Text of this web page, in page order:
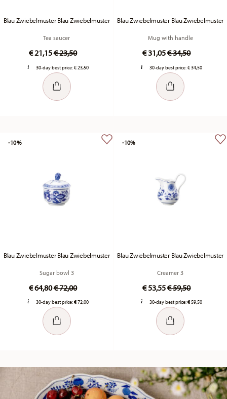
Blau Zwiebelmuster Blau Zwiebelmuster
Tea saucer
€ 21,15Price reduced from
€ 23,50to
30-day best price:€ 23,50
Blau Zwiebelmuster Blau Zwiebelmuster
Mug with handle
€ 31,05Price reduced
€ 34,50to
30-day best price:€ 34,50
Blau Zwiebelmuster Blau Zwiebelmuster
Sugar bowl 3
€ 64,80Price reduced from
€ 72,00to
30-day best price:€ 72,00
-10%
Blau Zwiebelmuster Blau Zwiebelmuster
Creamer 3
€ 53,55Price reduced
€ 59,50to
30-day best price:€ 59,50
-10%